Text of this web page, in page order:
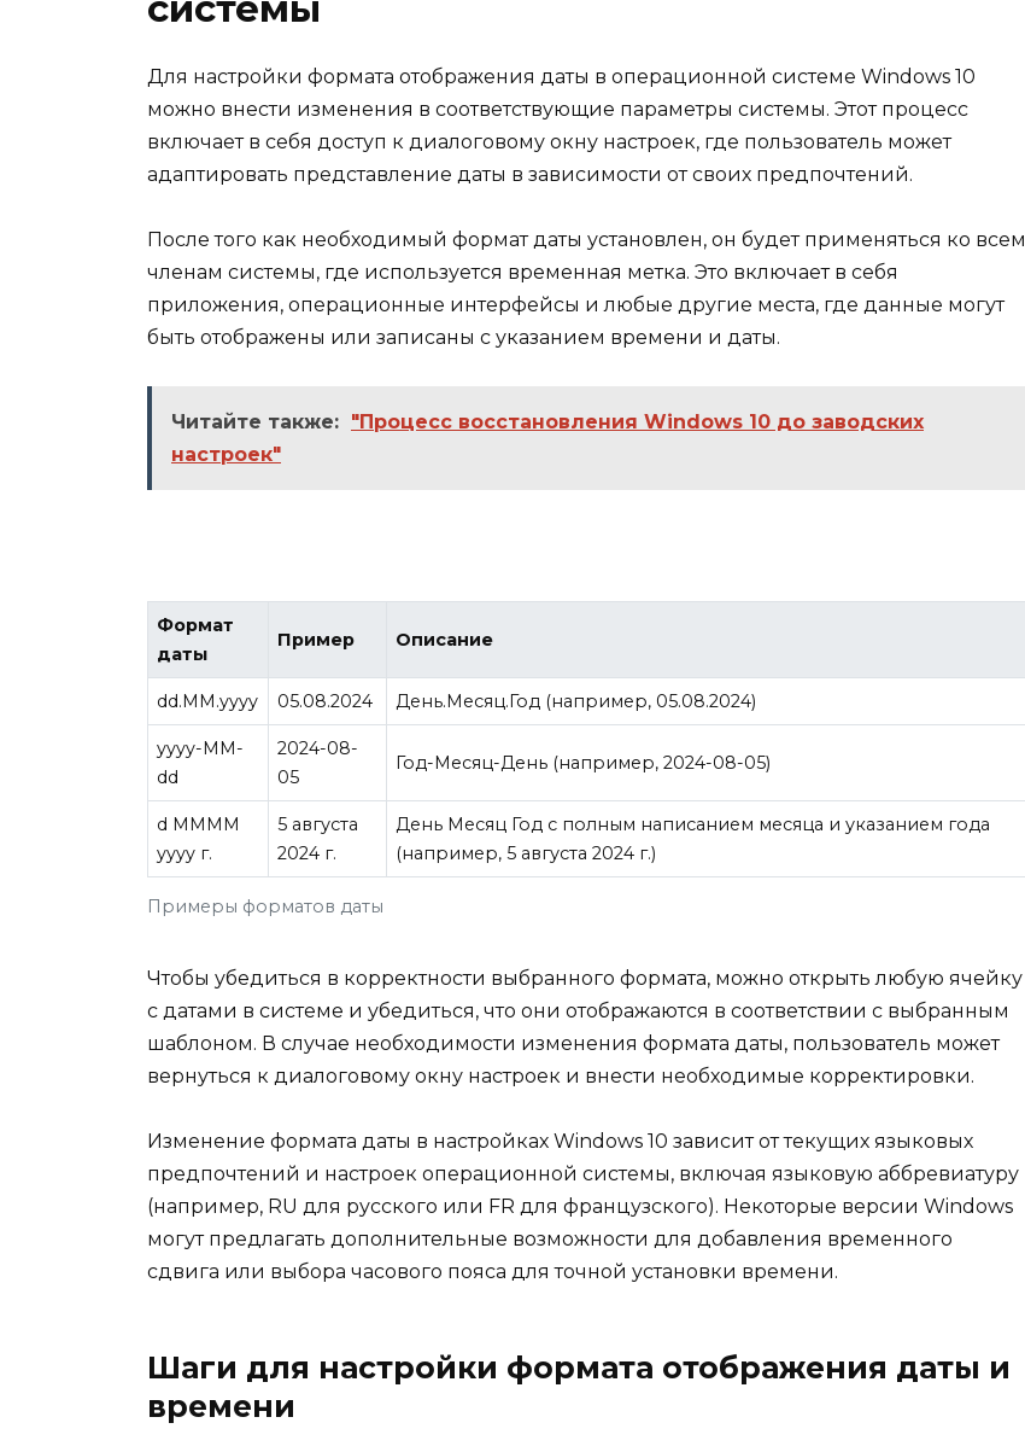
Для настройки формата отображения даты в операционной системе Windows 10
можно внести изменения в соответствующие параметры системы. Этот процесс
включает в себя доступ к диалоговому окну настроек, где пользователь может
адаптировать представление даты в зависимости от своих предпочтений.
После того как необходимый формат даты установлен, он будет применяться ко всем
членам системы, где используется временная метка. Это включает в себя
приложения, операционные интерфейсы и любые другие места, где данные могут
быть отображены или записаны с указанием времени и даты.
Читайте также: "Процесс восстановления Windows 10 до заводских
настроек"
Примеры форматов даты
Формат
даты
Пример Описание
dd.MM.yyyy 05.08.2024 День.Месяц.Год (например, 05.08.2024)
yyyy-MM-
dd
2024-08-
05
Год-Месяц-День (например, 2024-08-05)
d MMMM
yyyy г.
5 августа
2024 г.
День Месяц Год с полным написанием месяца и указанием года
(например, 5 августа 2024 г.)
Чтобы убедиться в корректности выбранного формата, можно открыть любую ячейку
с датами в системе и убедиться, что они отображаются в соответствии с выбранным
шаблоном. В случае необходимости изменения формата даты, пользователь может
вернуться к диалоговому окну настроек и внести необходимые корректировки.
Изменение формата даты в настройках Windows 10 зависит от текущих языковых
предпочтений и настроек операционной системы, включая языковую аббревиатуру
(например, RU для русского или FR для французского). Некоторые версии Windows
могут предлагать дополнительные возможности для добавления временного
сдвига или выбора часового пояса для точной установки времени.
Шаги для настройки формата отображения даты и
времени